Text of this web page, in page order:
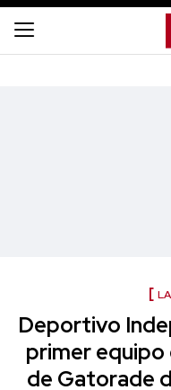
Deportivo
primer
de Gatorade